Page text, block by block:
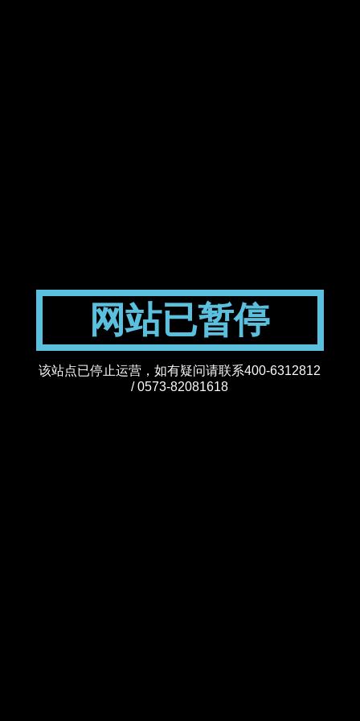
网站已暂停
该站点已停止运营，如有疑问请联系400-6312812
/ 0573-82081618